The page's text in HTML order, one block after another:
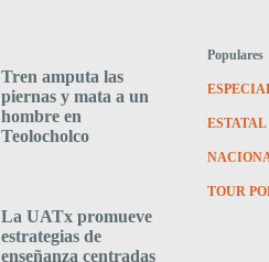
Tren amputa las
piernas y mata a un
hombre en
Teolocholco
La UATx promueve
estrategias de
enseñanza centradas
Populares
ESTATAL
TOUR